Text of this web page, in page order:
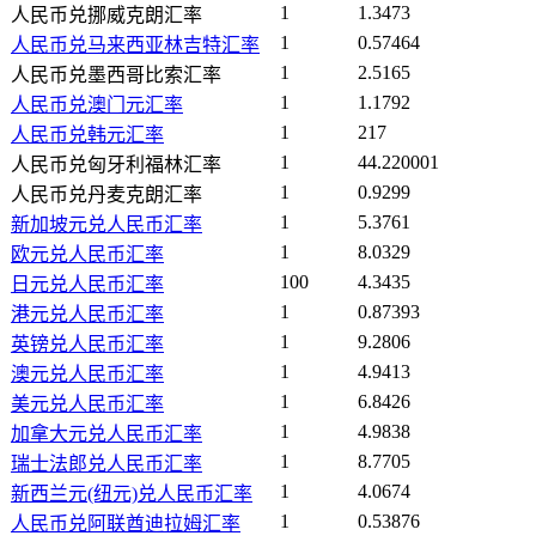
人民币兑挪威克朗汇率
1
1.3473
人民币兑马来西亚林吉特汇率
1
0.57464
人民币兑墨西哥比索汇率
1
2.5165
人民币兑澳门元汇率
1
1.1792
人民币兑韩元汇率
1
217
人民币兑匈牙利福林汇率
1
44.220001
人民币兑丹麦克朗汇率
1
0.9299
新加坡元兑人民币汇率
1
5.3761
欧元兑人民币汇率
1
8.0329
日元兑人民币汇率
100
4.3435
港元兑人民币汇率
1
0.87393
英镑兑人民币汇率
1
9.2806
澳元兑人民币汇率
1
4.9413
美元兑人民币汇率
1
6.8426
加拿大元兑人民币汇率
1
4.9838
瑞士法郎兑人民币汇率
1
8.7705
新西兰元(纽元)兑人民币汇率
1
4.0674
人民币兑阿联酋迪拉姆汇率
1 0.53876